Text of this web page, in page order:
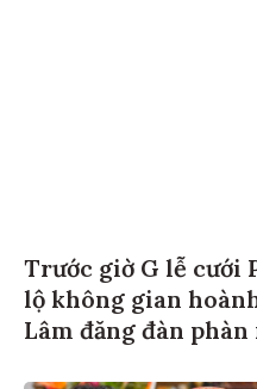
Trước giờ G lễ cưới
lộ không gian
Lâm đăng đàn phàn